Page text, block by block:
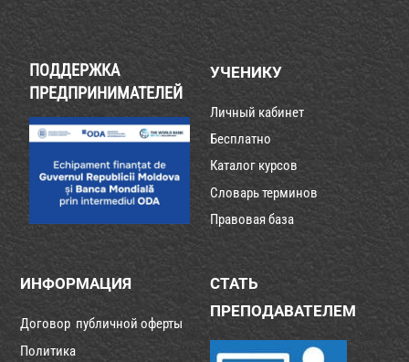
ПОДДЕРЖКА
ПРЕДПРИНИМАТЕЛЕЙ
УЧЕНИКУ
Личный кабинет
Бесплатно
Каталог курсов
Словарь терминов
Правовая база
ИНФОРМАЦИЯ
Договор публичной оферты
Политика
СТАТЬ
ПРЕПОДАВАТЕЛЕМ